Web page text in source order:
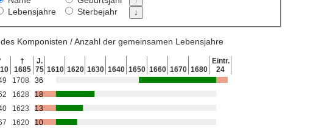
Lebensjahre
Sterbejahr
Komponisten / Anzahl der gemeinsamen Lebensjahre
†
1685
J.
75 1610 1620 1630 1640 1650 1660 1670 1680
Eintr.
24
1708
36
1628
18
1623
13
1620
10